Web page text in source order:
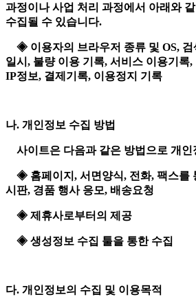
과정이나 사업 처리 과정에서 아래와
수집될 수 있습니다.
◈ 이용자의 브라우저 종류 및 OS, 검
일시, 불량 이용 기록, 서비스 이용기록
IP정보, 결제기록, 이용정지 기록
나. 개인정보 수집 방법
사이트은 다음과 같은 방법으로 개인
◈ 홈페이지, 서면양식, 전화, 팩스를
시판, 경품 행사 응모, 배송요청
◈ 제휴사로부터의 제공
◈ 생성정보 수집 툴을 통한 수집
다. 개인정보의 수집 및 이용목적